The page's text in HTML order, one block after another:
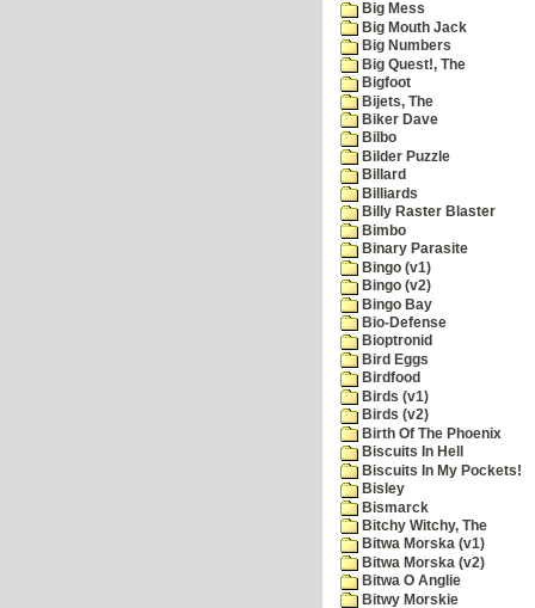
Big Mess
Big Mouth Jack
Big Numbers
Big Quest!, The
Bigfoot
Bijets, The
Biker Dave
Bilbo
Bilder Puzzle
Billard
Billiards
Billy Raster Blaster
Bimbo
Binary Parasite
Bingo (v1)
Bingo (v2)
Bingo Bay
Bio-Defense
Bioptronid
Bird Eggs
Birdfood
Birds (v1)
Birds (v2)
Birth Of The Phoenix
Biscuits In Hell
Biscuits In My Pockets!
Bisley
Bismarck
Bitchy Witchy, The
Bitwa Morska (v1)
Bitwa Morska (v2)
Bitwa O Anglie
Bitwy Morskie